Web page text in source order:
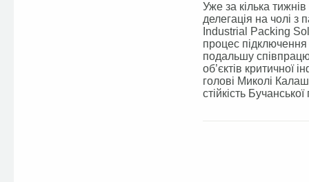
Уже за кілька
делегація на чолі
Industrial Packing
процес
подальшу
об’єктів критичної
голові Миколі
стійкість